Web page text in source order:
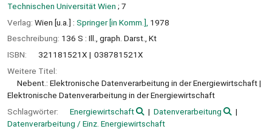
Technischen Universität Wien ; 7
Verlag: Wien [u.a.] : Springer [in Komm.], 1978
Beschreibung: 136 S : Ill., graph. Darst., Kt
ISBN:
321181521X
038781521X
Weitere Titel:
Nebent.: Elektronische Datenverarbeitung in der Energiewirtschaft
Elektronische Datenverarbeitung in der Energiewirtschaft
Schlagwörter:
Energiewirtschaft
Datenverarbeitung
Datenverarbeitung / Einz. Energiewirtschaft